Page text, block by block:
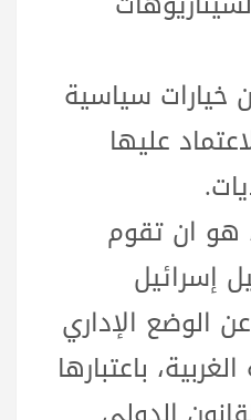
خيارات سياسية
عليها
هو ان تقوم
إسرائيل
الوضع الإداري
باعتبارها